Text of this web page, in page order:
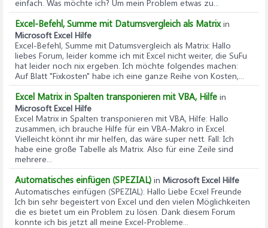
einfach. Was möchte ich? Um mein Problem etwas zu...
Excel-Befehl, Summe mit Datumsvergleich als Matrixin
Microsoft Excel Hilfe
Excel-Befehl, Summe mit Datumsvergleich als Matrix: Hallo
liebes Forum, leider komme ich mit Excel nicht weiter, die SuFu
hat leider noch nix ergeben. Ich möchte folgendes machen:
Auf Blatt "Fixkosten" habe ich eine ganze Reihe von Kosten,...
Excel Matrix in Spalten transponieren mit VBA, Hilfe in
Microsoft Excel Hilfe
Excel Matrix in Spalten transponieren mit VBA, Hilfe: Hallo
zusammen, ich brauche Hilfe für ein VBA-Makro in Excel.
Vielleicht könnt ihr mir helfen, das wäre super nett. Fall: Ich
habe eine große Tabelle als Matrix. Also für eine Zeile sind
mehrere...
Automatisches einfügen (SPEZIAL) in Microsoft Excel Hilfe
Automatisches einfügen (SPEZIAL): Hallo Liebe Ecxel Freunde
Ich bin sehr begeistert von Excel und den vielen Möglichkeiten
die es bietet um ein Problem zu lösen. Dank diesem Forum
konnte ich bis jetzt all meine Excel-Probleme...